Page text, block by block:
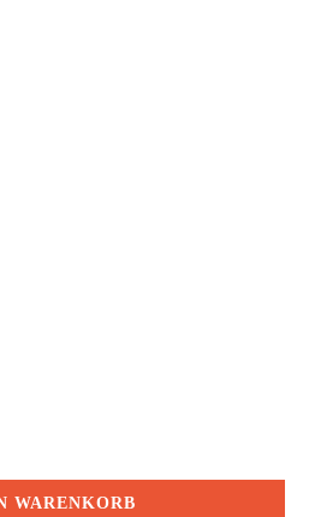
WARENKORB